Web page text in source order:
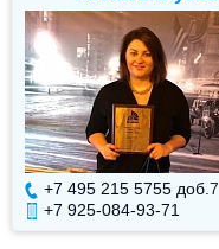
+7 495 215 5755 доб. 7
+7 925-084-93-71